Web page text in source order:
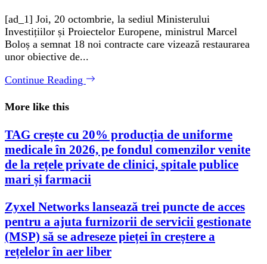
[ad_1] Joi, 20 octombrie, la sediul Ministerului
Investițiilor și Proiectelor Europene, ministrul Marcel
Boloș a semnat 18 noi contracte care vizează restaurarea
unor obiective de...
Continue Reading
More like this
TAG crește cu 20% producția de uniforme
medicale în 2026, pe fondul comenzilor venite
de la rețele private de clinici, spitale publice
mari și farmacii
Zyxel Networks lansează trei puncte de acces
pentru a ajuta furnizorii de servicii gestionate
(MSP) să se adreseze pieței în creștere a
rețelelor în aer liber